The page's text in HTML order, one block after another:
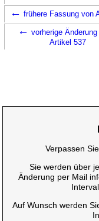
← frühere Fassung von
← vorherige Änderung
Artikel 537
Verpassen
Sie werden über
Änderung per Mail
Auf Wunsch werden